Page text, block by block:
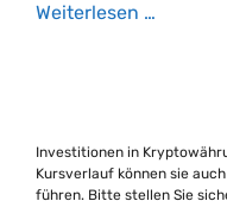
Weiterlesen …
Investitionen in
Kursverlauf können sie
führen. Bitte stellen Sie